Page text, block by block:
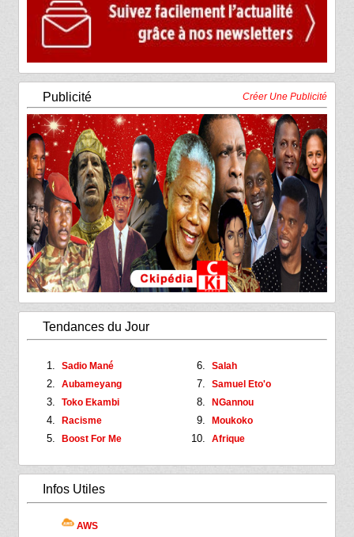
Publicité Créer Une Publicité
Tendances du Jour
Sadio Mané
Aubameyang
Toko Ekambi
Racisme
Boost For Me
Salah
Samuel Eto'o
NGannou
Moukoko
Afrique
Infos Utiles
AWS